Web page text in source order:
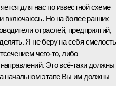
для нас по известной схеме
и включаюсь. Но на более ранних
отраслей, предприятий,
Я не беру на себя смелость
чего‑то, либо
Это всё‑таки должны
начальном этапе Вы им должны